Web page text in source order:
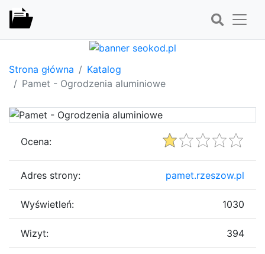
Strona główna
Katalog
Pamet - Ogrodzenia aluminiowe
Ocena:
Adres strony: pamet.rzeszow.pl
Wyświetleń: 1030
Wizyt: 394